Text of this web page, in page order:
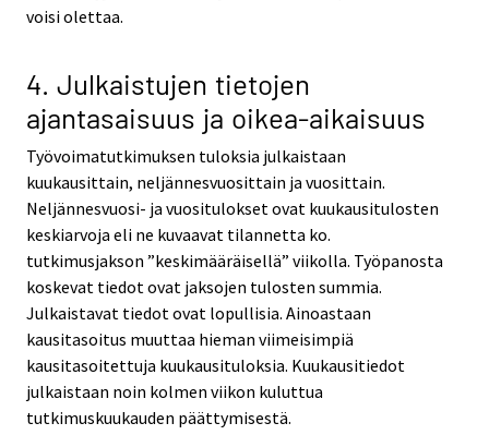
voisi olettaa.
4. Julkaistujen tietojen
ajantasaisuus ja oikea-aikaisuus
Työvoimatutkimuksen tuloksia julkaistaan
kuukausittain, neljännesvuosittain ja vuosittain.
Neljännesvuosi- ja vuositulokset ovat kuukausitulosten
keskiarvoja eli ne kuvaavat tilannetta ko.
tutkimusjakson ”keskimääräisellä” viikolla. Työpanosta
koskevat tiedot ovat jaksojen tulosten summia.
Julkaistavat tiedot ovat lopullisia. Ainoastaan
kausitasoitus muuttaa hieman viimeisimpiä
kausitasoitettuja kuukausituloksia. Kuukausitiedot
julkaistaan noin kolmen viikon kuluttua
tutkimuskuukauden päättymisestä.